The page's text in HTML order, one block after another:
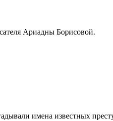
Ариадны Борисовой.
имена известных